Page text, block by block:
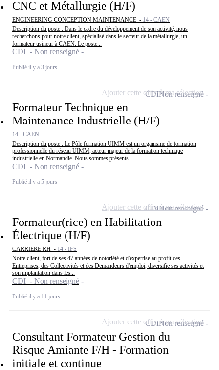
CNC et Métallurgie (H/F)
ENGINEERING CONCEPTION MAINTENANCE - 14 - CAEN
Description du poste : Dans le cadre du développement de son activité, nous
recherchons pour notre client, spécialisé dans le secteur de la métallurgie, un
formateur usineur à CAEN. Le poste...
CDI - Non renseigné
Publié il y a 3 jours
Formateur Technique en
Maintenance Industrielle (H/F)
14 - CAEN
Description du poste : Le Pôle formation UIMM est un organisme de formation
professionnelle du réseau UIMM, acteur majeur de la formation technique
industrielle en Normandie. Nous sommes présents...
CDI - Non renseigné
Publié il y a 5 jours
CDINon renseigné
Ajouter cette offre à ma sélection
Formateur(rice) en Habilitation
Électrique (H/F)
CARRIERE RH - 14 - IFS
Notre client, fort de ses 47 années de notoriété et d'expertise au profit des
Entreprises, des Collectivités et des Demandeurs d'emploi, diversifie ses activités et
son implantation dans les...
CDI - Non renseigné
Publié il y a 11 jours
CDINon renseigné
Ajouter cette offre à ma sélection
Consultant Formateur Gestion du
Risque Amiante F/H - Formation
initiale et continue
CDINon renseigné
Ajouter cette offre à ma sélection